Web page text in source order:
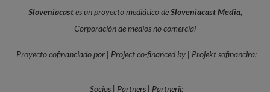
Sloveniacastes un proyecto mediático deSloveniacast Media,
Corporación de medios no comercial
Proyecto cofinanciado por | Project co-financed by | Projekt sofinancira:
Socios | Partners | Partnerji: